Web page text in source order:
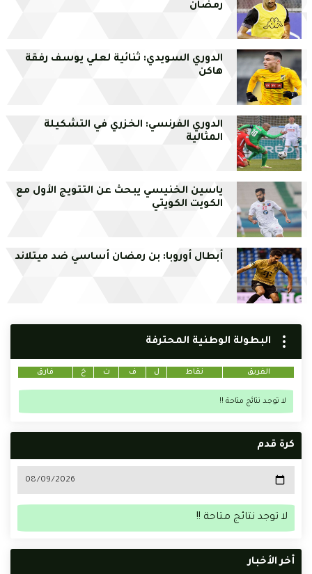
رمضان
الدوري السويدي: ثنائية لعلي يوسف رفقة
هاكن
الدوري الفرنسي: الخزري في التشكيلة
المثالية
ياسين الخنيسي يبحث عن التتويج الأول مع
الكويت الكويتي
أبطال أوروبا: بن رمضان أساسي ضد ميتلاند
البطولة الوطنية المحترفة
الفريق نقاط ل ف ت خ فارق
لا توجد نتائج متاحة !!
كرة قدم
لا توجد نتائج متاحة !!
أخر الأخبار